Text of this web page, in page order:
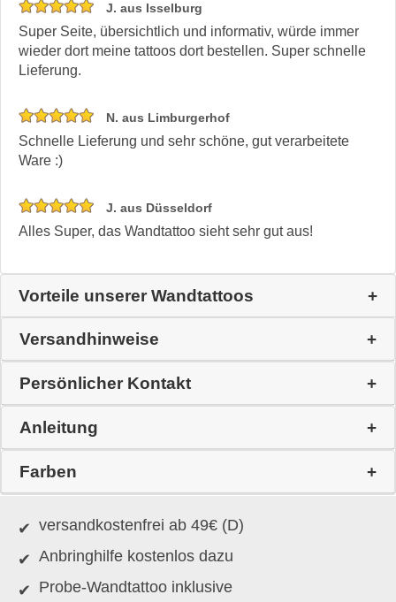
J. aus Isselburg
Super Seite, übersichtlich und informativ, würde immer
wieder dort meine tattoos dort bestellen. Super schnelle
Lieferung.
N. aus Limburgerhof
Schnelle Lieferung und sehr schöne, gut verarbeitete
Ware :)
J. aus Düsseldorf
Alles Super, das Wandtattoo sieht sehr gut aus!
Vorteile unserer Wandtattoos
Versandhinweise
Persönlicher Kontakt
Anleitung
Farben
versandkostenfrei ab 49€ (D)
Anbringhilfe kostenlos dazu
Probe-Wandtattoo inklusive